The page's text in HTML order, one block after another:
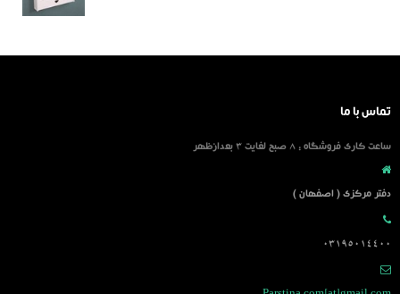
تماس با ما
ساعت کاری فروشگاه : 8 صبح لغایت 3 بعدازظهر
دفتر مرکزی ( اصفهان )
03195014400